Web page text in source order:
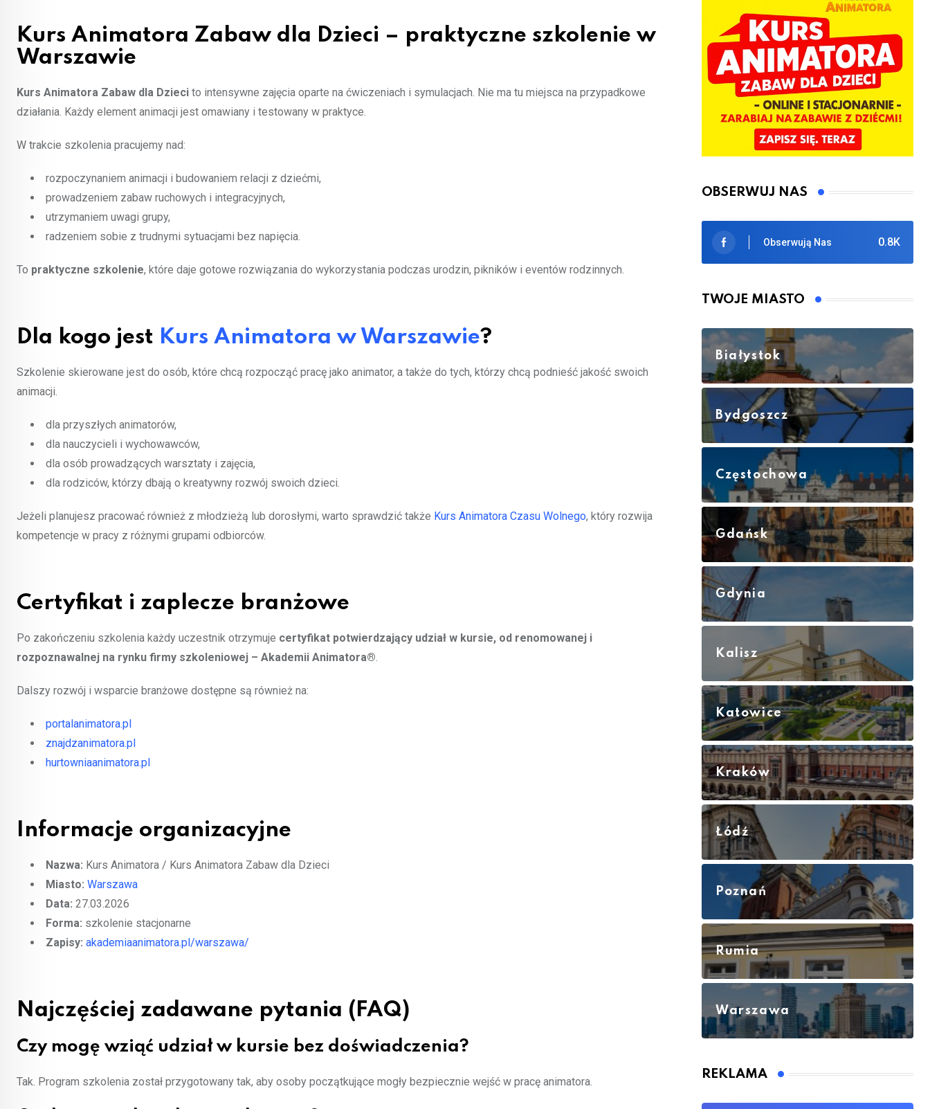
Kurs Animatora Zabaw dla Dzieci – praktyczne szkolenie w
Warszawie
Kurs Animatora Zabaw dla Dzieci to intensywne zajęcia oparte na ćwiczeniach i symulacjach. Nie ma tu miejsca na przypadkowe
działania. Każdy element animacji jest omawiany i testowany w praktyce.
W trakcie szkolenia pracujemy nad:
rozpoczynaniem animacji i budowaniem relacji z dziećmi,
prowadzeniem zabaw ruchowych i integracyjnych,
utrzymaniem uwagi grupy,
radzeniem sobie z trudnymi sytuacjami bez napięcia.
To praktyczne szkolenie, które daje gotowe rozwiązania do wykorzystania podczas urodzin, pikników i eventów rodzinnych.
Dla kogo jest Kurs Animatora w Warszawie?
Szkolenie skierowane jest do osób, które chcą rozpocząć pracę jako animator, a także do tych, którzy chcą podnieść jakość swoich
animacji.
dla przyszłych animatorów,
dla nauczycieli i wychowawców,
dla osób prowadzących warsztaty i zajęcia,
dla rodziców, którzy dbają o kreatywny rozwój swoich dzieci.
Jeżeli planujesz pracować również z młodzieżą lub dorosłymi, warto sprawdzić także Kurs Animatora Czasu Wolnego, który rozwija
kompetencje w pracy z różnymi grupami odbiorców.
Certyfikat i zaplecze branżowe
Po zakończeniu szkolenia każdy uczestnik otrzymuje certyfikat potwierdzający udział w kursie, od renomowanej i
rozpoznawalnej na rynku firmy szkoleniowej – Akademii Animatora®
Dalszy rozwój i wsparcie branżowe dostępne są również na:
portalanimatora.pl
znajdzanimatora.pl
hurtowniaanimatora.pl
Informacje organizacyjne
Nazwa: Kurs Animatora / Kurs Animatora Zabaw dla Dzieci
Miasto: Warszawa
Data: 27.03.2026
Forma: szkolenie stacjonarne
Zapisy: akademiaanimatora.pl/warszawa/
Najczęściej zadawane pytania (FAQ)
Czy mogę wziąć udział w kursie bez doświadczenia?
Tak. Program szkolenia został przygotowany tak, aby osoby początkujące mogły bezpiecznie wejść w pracę animatora.
OBSERWUJ NAS
0.8K
Obserwują Nas
TWOJE MIASTO
Białystok
Bydgoszcz
Częstochowa
Gdańsk
Gdynia
Kalisz
Katowice
Kraków
Łódź
Poznań
Rumia
Warszawa
REKLAMA